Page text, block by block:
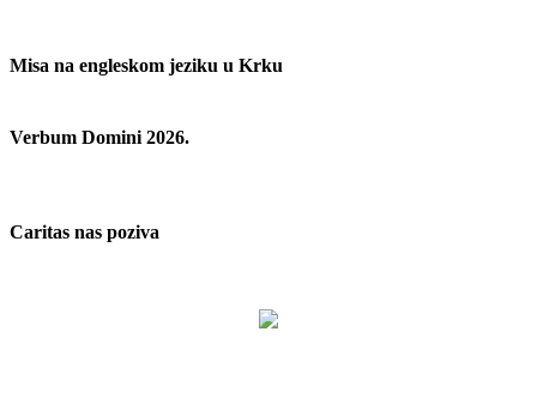
Misa na engleskom jeziku u Krku
Verbum Domini 2026.
Caritas nas poziva